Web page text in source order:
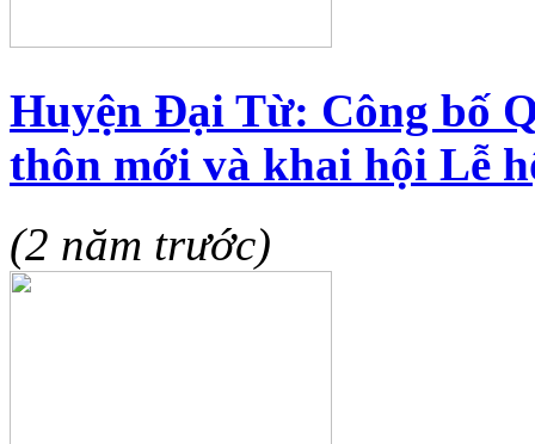
Huyện Đại Từ: Công bố
thôn mới và khai hội Lễ
(2 năm trước)